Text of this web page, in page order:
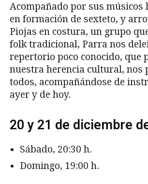
Acompañado por sus músicos
en formación de sexteto, y
Piojas en costura, un grupo
folk tradicional, Parra nos
repertorio poco conocido, que
nuestra herencia cultural, nos
todos, acompañándose de
ayer y de hoy.
20 y 21 de diciembre
Sábado, 20:30 h.
Domingo, 19:00 h.